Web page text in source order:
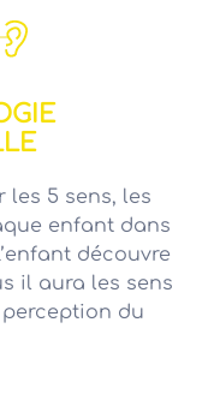
les 5 sens, les
enfant dans
découvre
il aura les sens
du